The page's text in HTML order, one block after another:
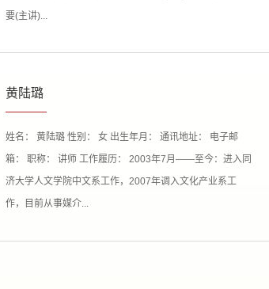
要(主讲)...
黄陆璐
姓名： 黄陆璐 性别： 女 出生年月： 通讯地址： 电子邮
箱： 职称： 讲师 工作履历： 2003年7月——至今：进入同
济大学人文学院中文系工作，2007年调入文化产业系工
作，目前从事媒介...